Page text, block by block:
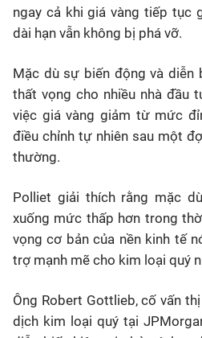
ngay cả khi giá vàng tiếp tục
dài hạn vẫn không bị phá vỡ.
Mặc dù sự biến động và diễn
thất vọng cho nhiều nhà đầu
việc giá vàng giảm từ mức
điều chỉnh tự nhiên sau một
thường.
Polliet giải thích rằng mặc
xuống mức thấp hơn trong
vọng cơ bản của nền kinh tế
trợ mạnh mẽ cho kim loại quý
Ông Robert Gottlieb, cố vấn
dịch kim loại quý tại